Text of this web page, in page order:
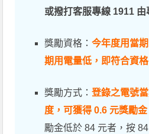
或撥打客服專線 1911 由
獎勵資格：今年度用當
期用電量低，即符合資格
獎勵方式：登錄之電號
度，可獲得 0.6 元獎勵金
勵金低於 84 元者，按 84